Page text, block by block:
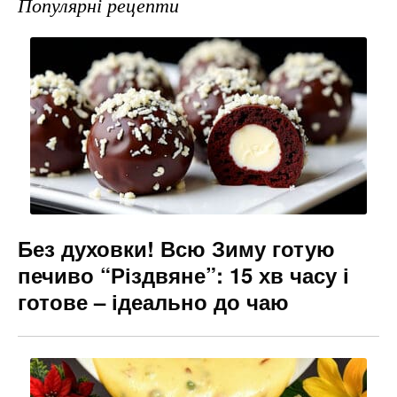
b
o
k
a
m
e
n
g
er
Без духовки! Всю Зиму готую
печиво “Різдвяне”: 15 хв часу і
готове – ідеально до чаю